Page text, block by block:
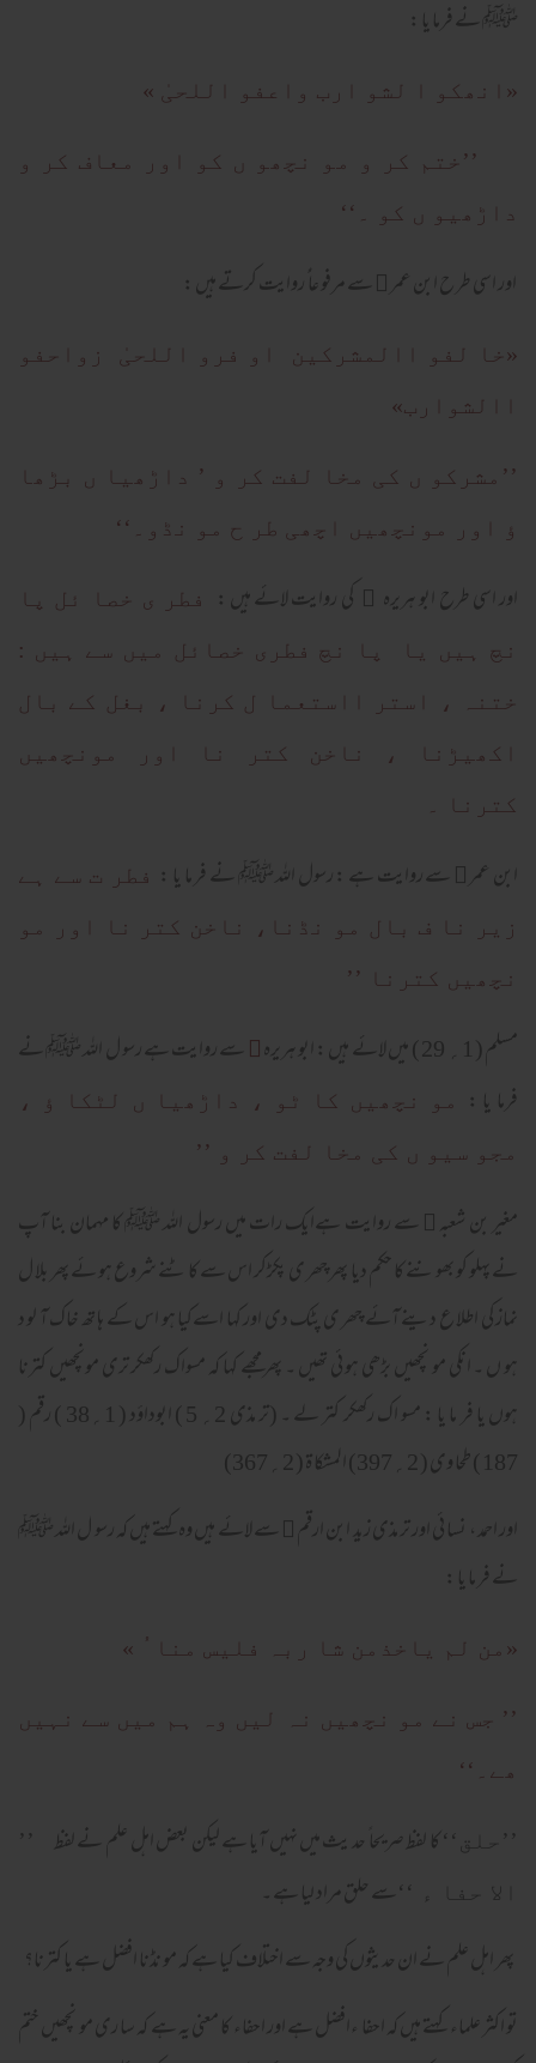
ﷺ نے فرما یا :
«انھکو ا لشو ارب واعفو اللحیٰ »
’’ختم کر و مو نچھو ں کو اور معاف کر و
داڑھیو ں کو ۔‘‘
اور اسی طر ح ابن عمر سے مرفو عا ًُ روایت کرتے ہیں :
«خا لفو االمشرکین او فرو اللحیٰ زواحفو
االشوارب»
’’مشرکو ں کی مخا لفت کر و ’ داڑھیا ں بڑھا
ؤ اور مونچھیں اچھی طر ح مو نڈو۔‘‘
اور اسی طرح ابو ہریرہ کی روایت لائے ہیں :
فطر ی خصا ئل پا
نچ ہیں یا پا نچ فطری خصائل میں سے ہیں :
ختنہ ، استر ااستعما ل کرنا ، بغل کے بال
اکھیڑنا ، ناخن کتر نا اور مونچھیں
کترنا ۔
ابن عمر سے روایت ہے : رسول اللہ ﷺ نے فر ما یا : فطر ت سے ہے
زیر نا ف بال مو نڈنا، ناخن کتر نا اور مو
نچھیں کترنا ’’
مسلم ( 1؍ 29 ) میں لائے ہیں : ابو ہریرہ ﷜ سے روایت ہے رسو ل اللہ ﷺ نے
فرما یا :
مو نچھیں کا ٹو ، داڑھیا ں لٹکا ؤ ،
مجو سیو ں کی مخا لفت کر و ’’
مغیر بن شعبہ
سے روایت ہےایک رات میں رسول اللہ ﷺ کا مہمان بنا آپ
نے پہلو کو بھو ننے کا حکم دیا پھر چھر ی پکڑکر اس سے کا ٹنے شروع ہو ئے پھر بلا ل
نماز کی اطلا ع دینے آئے چھر ی پٹک دی اور کہا اسےکیا ہو اس کے ہا تھ خاک آ لو د
ہو ں ۔ انکی مو نچھیں بڑھی ہو ئی تھیں ۔ پھر مجھے کہا کہ مسواک رکھکر تری مونچھیں کترنا
ہوں یا فر ما یا : مسو اک رکھکر کتر لے ۔ (تر مذی 2؍ 5 ) ابوداؤد ( 1؍38 ) رقم (
187 ) طحا وی ( 2؍397) المشکا ۃ ( 2؍367)
اور احمد ، نسا ئی اور تر مذی زید ابن ارقم ﷜ سے لائے ہیں وہ کہتے ہیں کہ رسو ل اللہ ﷺ
نے فر ما یا :
«من لم یاخذمن شا ربہ فلیس منا ُ »
’’ جس نے مو نچھیں نہ لیں وہ ہم میں سے نہیں
ھے۔‘‘
’’حلق‘‘ کا لفظ صریحا ً حد یث میں نہیں آیا ہے لیکن بعض اہل علم نے لفظ ’’
الا حفا ء ‘‘ سے حلق مراد لیا ہے ۔
پھر اہل علم نے ان حدیثوں کی وجہ سے اختلاف کیا ہے کہ مو نڈنا افضل ہے یا کترنا؟
تو اکثر علماء کہتے ہیں کہ احفا ءافضل ہے اور احفاء کا معنی یہ ہے کہ سا ری مو نچھیں ختم